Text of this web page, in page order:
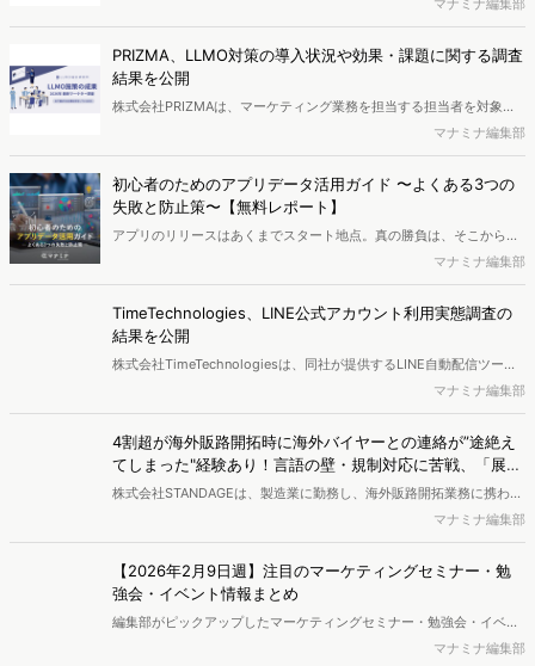
ション「モーメントキャッチャー」の提供を開始したことを発表しま
した。
マナミナ編集部
PRIZMA、LLMO対策の導入状況や効果・課題に関する調査
結果を公開
株式会社PRIZMAは、マーケティング業務を担当する担当者を対象に
LLMO対策の導入状況や効果、課題について実施した調査を実施し、
結果を公開しました。
マナミナ編集部
初心者のためのアプリデータ活用ガイド 〜よくある3つの
失敗と防止策〜【無料レポート】
アプリのリリースはあくまでスタート地点。真の勝負は、そこからユ
ーザーをどう理解し、改善し続けられるかにあります。しかし、いざ
分析しようとしても「どうデータを活用していいかが分からない」
「そもそも計測が正しいか不安」といった壁に突き当たり、足が止ま
ってしまう現場は少なくありません。本資料は、そんなアプリデータ
活用に悩む初心者の方が、具体的なアクションを導き出すための実践
ガイドです。ユーザーの離脱ポイント等を特定する「具体的な分析事
例」を紹介すると同時に、アプリデータ活用の「全体像と陥りがちな
3つの失敗・対策」についても体系的に解説しています。データを根
拠とした確かなアプリ活用の一歩を踏み出すために、ぜひ本資料をご
活用ください。
マナミナ編集部
TimeTechnologies、LINE公式アカウント利用実態調査の
結果を公開
株式会社TimeTechnologiesは、同社が提供するLINE自動配信ツール
「Ligla（リグラ）」にて、「LINE公式アカウントの利用実態」に関す
るアンケート調査を実施し、結果を公開しました。
マナミナ編集部
4割超が海外販路開拓時に海外バイヤーとの連絡が”途絶え
てしまった"経験あり！言語の壁・規制対応に苦戦、「展示
会止まり」の日本企業の実態【STANDAGE調査】
株式会社STANDAGEは、製造業に勤務し、海外販路開拓業務に携わっ
ているもしくは携わった経験がある担当者を対象に、製造業の海外販
路開拓に関する実態調査を実施し、結果を公開しました。
マナミナ編集部
【2026年2月9日週】注目のマーケティングセミナー・勉
強会・イベント情報まとめ
編集部がピックアップしたマーケティングセミナー・勉強会・イベン
マナミナ編集部